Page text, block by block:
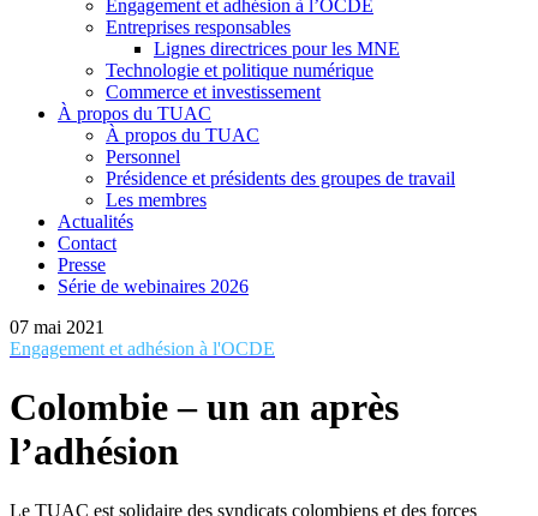
Engagement et adhésion à l’OCDE
Entreprises responsables
Lignes directrices pour les MNE
Technologie et politique numérique
Commerce et investissement
À propos du TUAC
À propos du TUAC
Personnel
Présidence et présidents des groupes de travail
Les membres
Actualités
Contact
Presse
Série de webinaires 2026
07 mai 2021
Engagement et adhésion à l'OCDE
Colombie – un an après
l’adhésion
Le TUAC est solidaire des syndicats colombiens et des forces